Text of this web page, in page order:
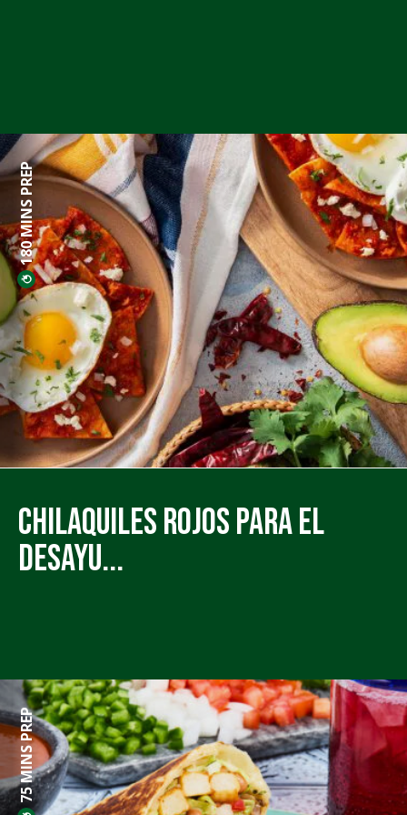
180 MINS PREP
Chilaquiles Rojos para el
Desayu...
75 MINS PREP